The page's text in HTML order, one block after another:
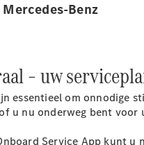
Benz
– uw
essentieel om onnodige
u nu onderweg bent
Service App kunt